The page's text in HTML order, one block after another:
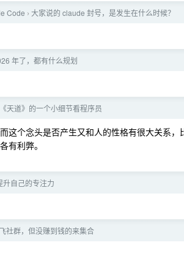
Code › 大家说的 claude 封号，是发生在什么时候？
年了，都有什么规划
天道》的一个小细节看程序员
这个念头是否产生又和人的性格有很大关系
有利弊。
升自己的专注力
社群，但没赚到钱的来集合